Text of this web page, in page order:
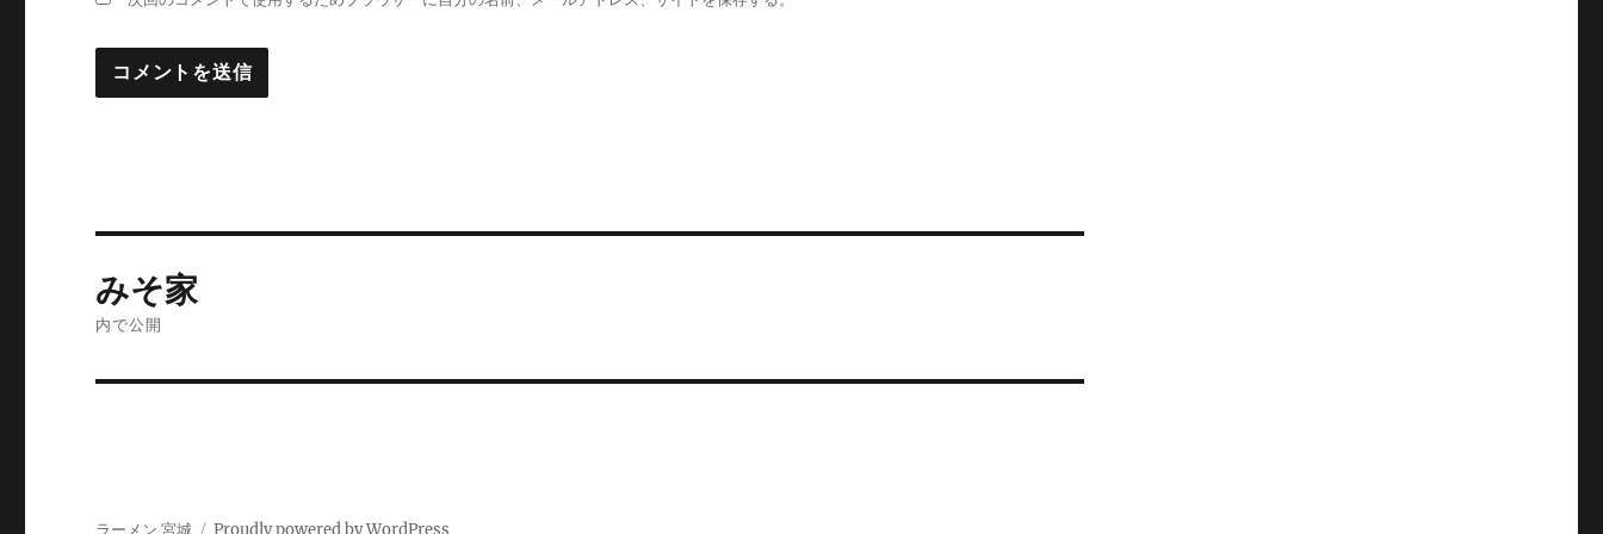
稿
みそ家
内で公開
ラーメン 宮城 Proudly powered by WordPress